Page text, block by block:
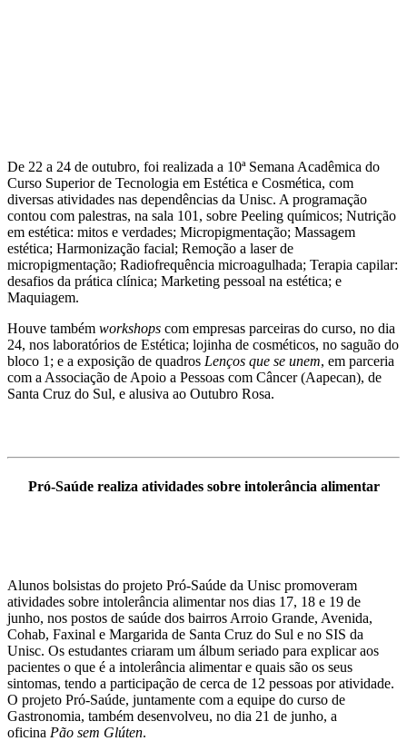
De 22 a 24 de outubro, foi realizada a 10ª Semana Acadêmica do
Curso Superior de Tecnologia em Estética e Cosmética, com
diversas atividades nas dependências da Unisc. A programação
contou com palestras, na sala 101, sobre Peeling químicos; Nutrição
em estética: mitos e verdades; Micropigmentação; Massagem
estética; Harmonização facial; Remoção a laser de
micropigmentação; Radiofrequência microagulhada; Terapia capilar:
desafios da prática clínica; Marketing pessoal na estética; e
Maquiagem.
Houve também workshops com empresas parceiras do curso, no dia
24, nos laboratórios de Estética; lojinha de cosméticos, no saguão do
bloco 1; e a exposição de quadros Lenços que se unem, em parceria
com a Associação de Apoio a Pessoas com Câncer (Aapecan), de
Santa Cruz do Sul, e alusiva ao Outubro Rosa.
Pró-Saúde realiza atividades sobre intolerância alimentar
Alunos bolsistas do projeto Pró-Saúde da Unisc promoveram
atividades sobre intolerância alimentar nos dias 17, 18 e 19 de
junho, nos postos de saúde dos bairros Arroio Grande, Avenida,
Cohab, Faxinal e Margarida de Santa Cruz do Sul e no SIS da
Unisc. Os estudantes criaram um álbum seriado para explicar aos
pacientes o que é a intolerância alimentar e quais são os seus
sintomas, tendo a participação de cerca de 12 pessoas por atividade.
O projeto Pró-Saúde, juntamente com a equipe do curso de
Gastronomia, também desenvolveu, no dia 21 de junho, a
oficina Pão sem Glúten.